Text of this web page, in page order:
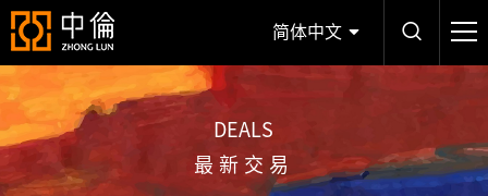
简体中文
DEALS
最新交易